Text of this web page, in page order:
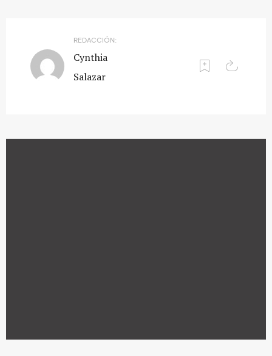
REDACCIÓN:
Cynthia
Salazar